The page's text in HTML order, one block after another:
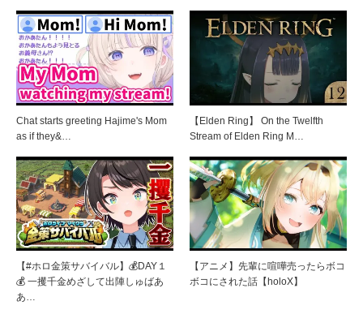
Chat starts greeting Hajime's Mom
as if they&…
【Elden Ring】 On the Twelfth
Stream of Elden Ring M…
【#ホロ金策サバイバル】💰DAY１
💰 一攫千金めざして出陣しゅばあ
あ…
【アニメ】先輩に喧嘩売ったらボコ
ボコにされた話【holoX】